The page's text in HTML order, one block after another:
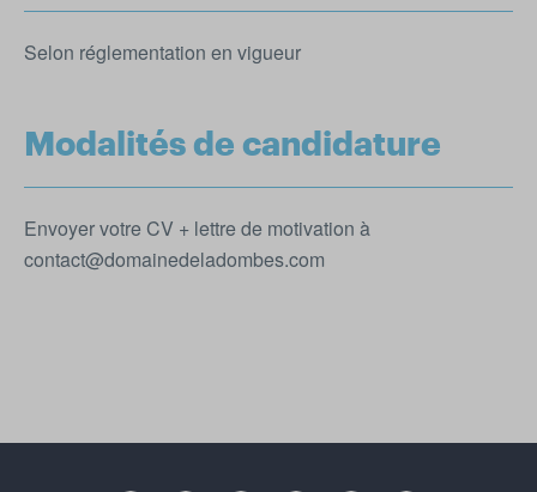
Selon réglementation en vigueur
Modalités de candidature
Envoyer votre CV + lettre de motivation à
contact@domainedeladombes.com